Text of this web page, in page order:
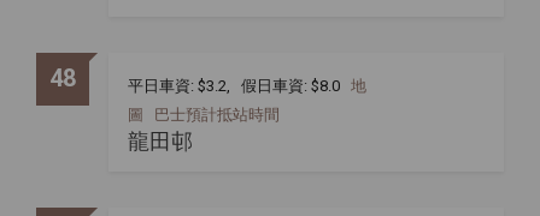
48 平日車資: $3.2, 假日車資: $8.0 地
圖
巴士預計抵站時間
龍田邨